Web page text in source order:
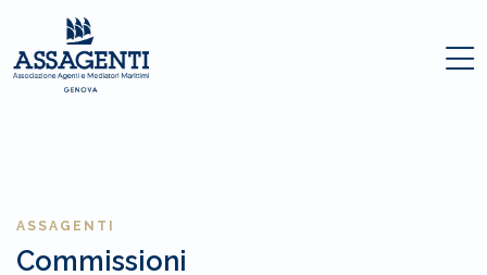
ASSAGENTI
Commissioni